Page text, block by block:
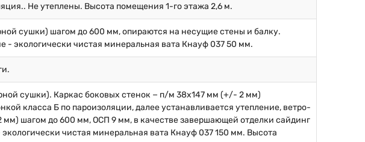
Не утеплены. Высота помещения 1-го этажа 2,6 м.
сушки) шагом до 600 мм, опираются на несущие стены и балку.
- экологически чистая минеральная вата Кнауф 037 50 мм.
сушки). Каркас боковых стенок − п/м 38х147 мм (+/- 2 мм)
класса Б по пароизоляции, далее устанавливается утепление, ветро-
шагом до 600 мм, ОСП 9 мм, в качестве завершающей отделки сайдинг
чистая минеральная вата Кнауф 037 150 мм. Высота